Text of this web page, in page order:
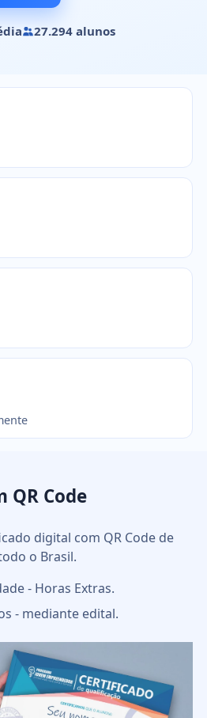
27.294 alunos
QR Code
digital com QR Code de
o Brasil.
- Horas Extras.
- mediante edital.